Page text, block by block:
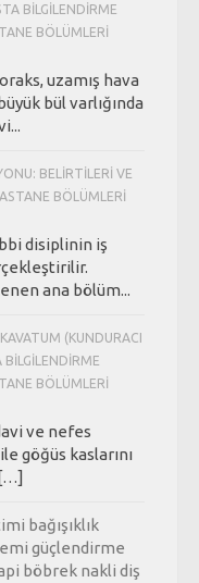
BILGILENDIRME
BÖLÜMLERI
uzamış hava
bül varlığında
BELIRTILERI VE
BÖLÜMLERI
disiplinin iş
ana bölüm...
(KUNDURACI
BILGILENDIRME
BÖLÜMLERI
ve nefes
göğüs kaslarını
bağışıklık
güçlendirme
böbrek nakli diş